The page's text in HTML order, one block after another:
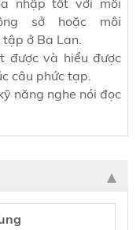
nhập tốt với môi
sở hoặc môi
ở Ba Lan.
được và hiểu được
câu phức tạp.
năng nghe nói đọc